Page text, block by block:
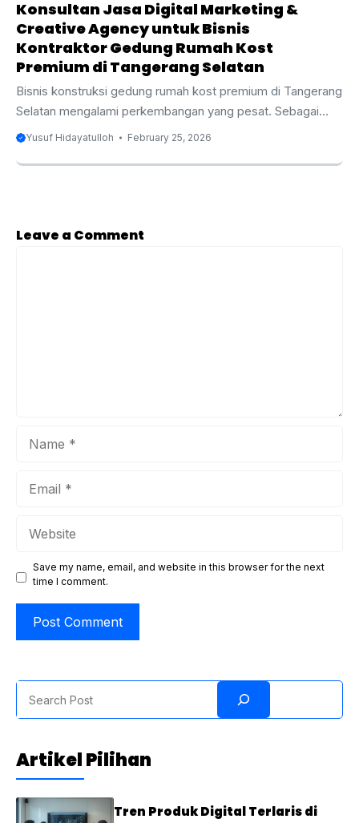
Konsultan Jasa Digital Marketing &
Creative Agency untuk Bisnis
Kontraktor Gedung Rumah Kost
Premium di Tangerang Selatan
Bisnis konstruksi gedung rumah kost premium di Tangerang
Selatan mengalami perkembangan yang pesat. Sebagai
kota yang terus berkembang dengan pesat, Tangerang
premium, menjadi semakin kompetitif. Oleh karena itu,
Yusuf Hidayatulloh February 25, 2026
Leave a Comment
Save my name, email, and website in this browser for the next
time I comment.
Artikel Pilihan
Tren Produk Digital Terlaris di